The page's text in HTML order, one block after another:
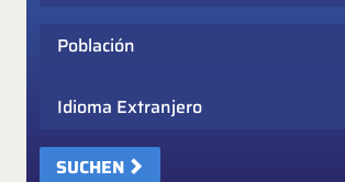
Población
Idioma Extranjero
SUCHEN